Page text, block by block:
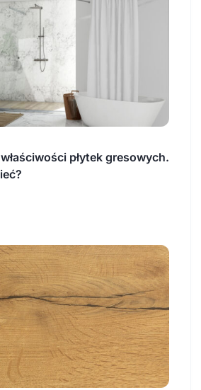
płytek gresowych.